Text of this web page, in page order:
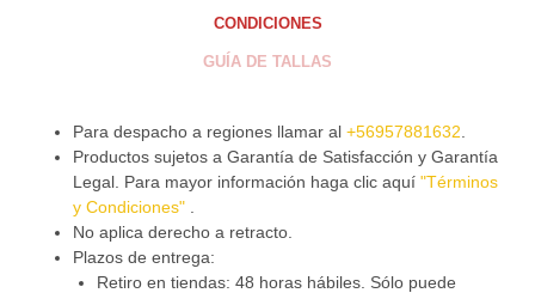
CONDICIONES
GUÍA DE TALLAS
Para despacho a regiones llamar al +56957881632
Productos sujetos a Garantía de Satisfacción y Garantía
Legal. Para mayor información haga clic aquí "Términos
y Condiciones".
No aplica derecho a retracto.
Plazos de entrega:
Retiro en tiendas: 48 horas hábiles. Sólo puede